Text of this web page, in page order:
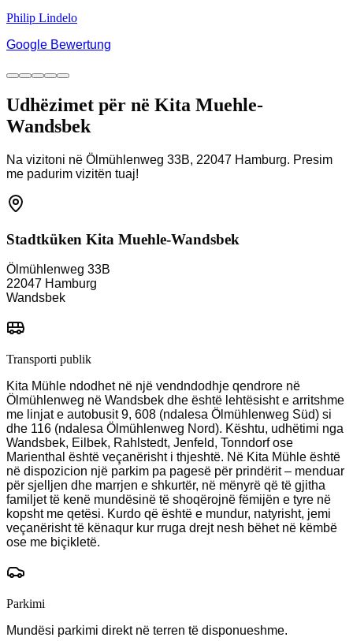
Philip Lindelo
Google Bewertung
Udhëzimet për në Kita Muehle-
Wandsbek
Na vizitoni në Ölmühlenweg 33B, 22047 Hamburg. Presim
me padurim vizitën tuaj!
Stadtküken Kita Muehle-Wandsbek
Ölmühlenweg 33B
22047 Hamburg
Wandsbek
Transporti publik
Kita Mühle ndodhet në një vendndodhje qendrore në
Ölmühlenweg në Wandsbek dhe është lehtësisht e arritshme
me linjat e autobusit 9, 608 (ndalesa Ölmühlenweg Süd) si
dhe 116 (ndalesa Ölmühlenweg Nord). Kështu, udhëtimi nga
Wandsbek, Eilbek, Rahlstedt, Jenfeld, Tonndorf ose
Marienthal është veçanërisht i thjeshtë. Në Kita Mühle është
në dispozicion një parkim pa pagesë për prindërit – menduar
për sjelljen dhe marrjen e shkurtër, në mënyrë që të gjitha
familjet të kenë mundësinë të shoqërojnë fëmijën e tyre në
kopsht me qetësi. Kurdo që është e mundur, natyrisht, jemi
veçanërisht të kënaqur kur rruga drejt nesh bëhet në këmbë
ose me biçikletë.
Parkimi
Mundësi parkimi direkt në terren të disponueshme.